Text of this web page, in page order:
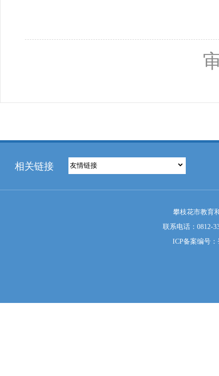
相关链接
攀枝花市教育
联系电话：0812-
ICP备案编号：